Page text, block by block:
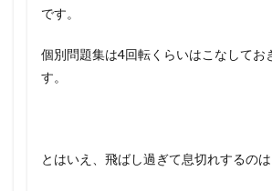
です。
個別問題集は4回転くらいはこなしてお
す。
とはいえ、飛ばし過ぎて息切れするの